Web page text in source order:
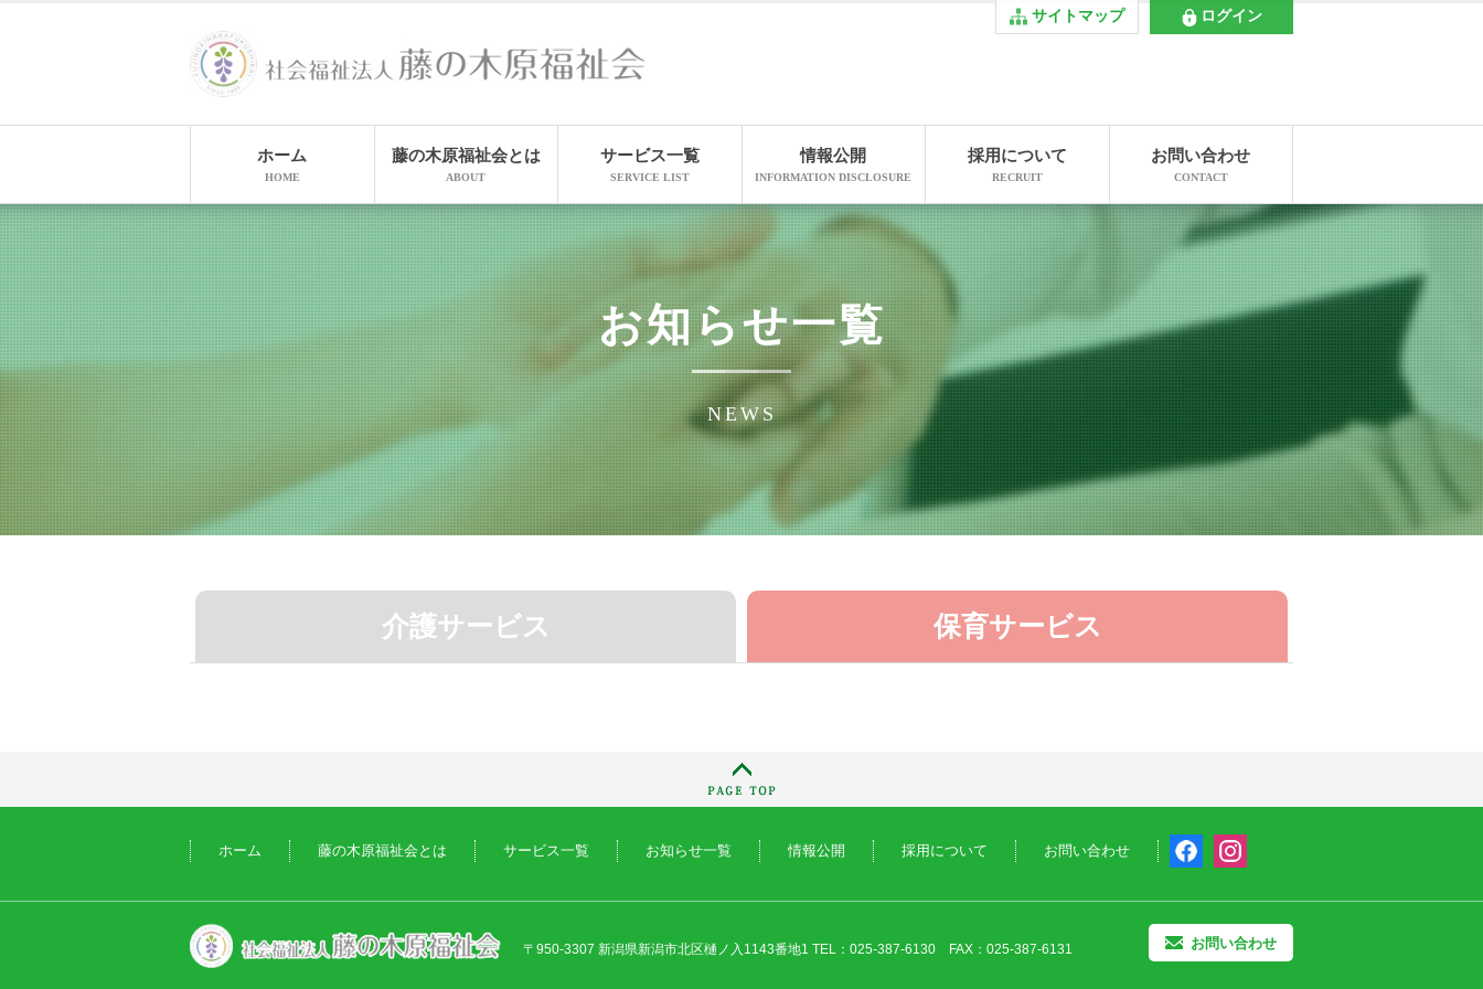
サイトマップ ログイン
ホーム
HOME
藤の木原福祉会とは
ABOUT
サービス一覧
SERVICE LIST
情報公開
INFORMATION DISCLOSURE
採用について
RECRUIT
お問い合わせ
CONTACT
お知らせ一覧
NEWS
介護サービス 保育サービス
ホーム 藤の木原福祉会とは サービス一覧 お知らせ一覧 情報公開 採用について お問い合わせ
〒950-3307 新潟県新潟市北区樋ノ入1143番地1 TEL：025-387-6130 FAX：025-387-6131 お問い合わせ